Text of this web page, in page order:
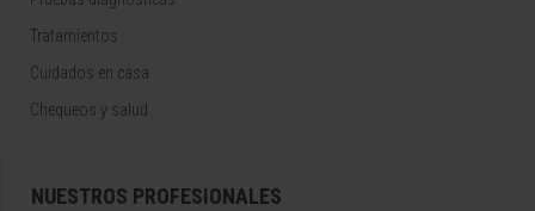
Tratamientos
Cuidados en casa
Chequeos y salud
NUESTROS PROFESIONALES